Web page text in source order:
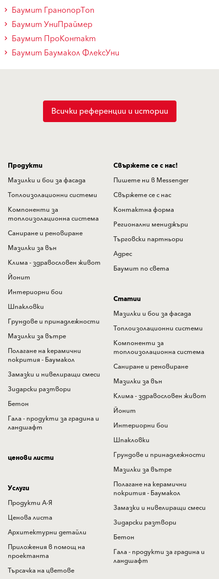
Баумит ГранопорТоп
Баумит УниПраймер
Баумит ПроКонтакт
Баумит Баумакол ФлексУни
Всички референции и истории
Продукти
Мазилки и бои за фасада
Топлоизолационни системи
Компоненти за
топлоизолационна система
Саниране и реновиране
Мазилки за вън
Клима - здравословен живот
Йонит
Интериорни бои
Шпакловки
Грундове и принадлежности
Мазилки за вътре
Полагане на керамични
покрития - Баумакол
Замазки и нивелиращи смеси
Зидарски разтвори
Бетон
Гала - продукти за градина и
ландшафт
Свържете се с нас!
Пишете ни в Messenger
Свържете се с нас
Контактна форма
Регионални мениджъри
Търговски партньори
Адрес
Баумит по света
Статии
Мазилки и бои за фасада
Топлоизолационни системи
Компоненти за
топлоизолационна система
Саниране и реновиране
Мазилки за вън
Клима - здравословен живот
Йонит
Интериорни бои
Шпакловки
Грундове и принадлежности
Мазилки за вътре
Полагане на керамични
покрития - Баумакол
Замазки и нивелиращи смеси
Зидарски разтвори
Бетон
Гала - продукти за градина и
ландшафт
ценови листи
Услуги
Продукти А-Я
Ценова листа
Архитектурни детайли
Приложения в помощ на
проектанта
Търсачка на цветове